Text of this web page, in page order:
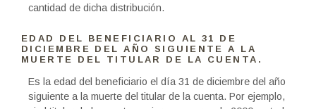
cantidad de dicha distribución.
EDAD DEL BENEFICIARIO AL 31 DE
DICIEMBRE DEL AÑO SIGUIENTE A LA
MUERTE DEL TITULAR DE LA CUENTA.
Es la edad del beneficiario el día 31 de diciembre del año
siguiente a la muerte del titular de la cuenta. Por ejemplo,